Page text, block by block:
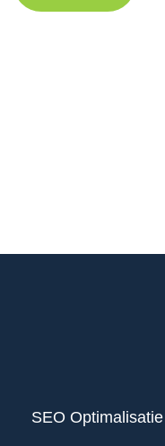
SEO Optimalisatie